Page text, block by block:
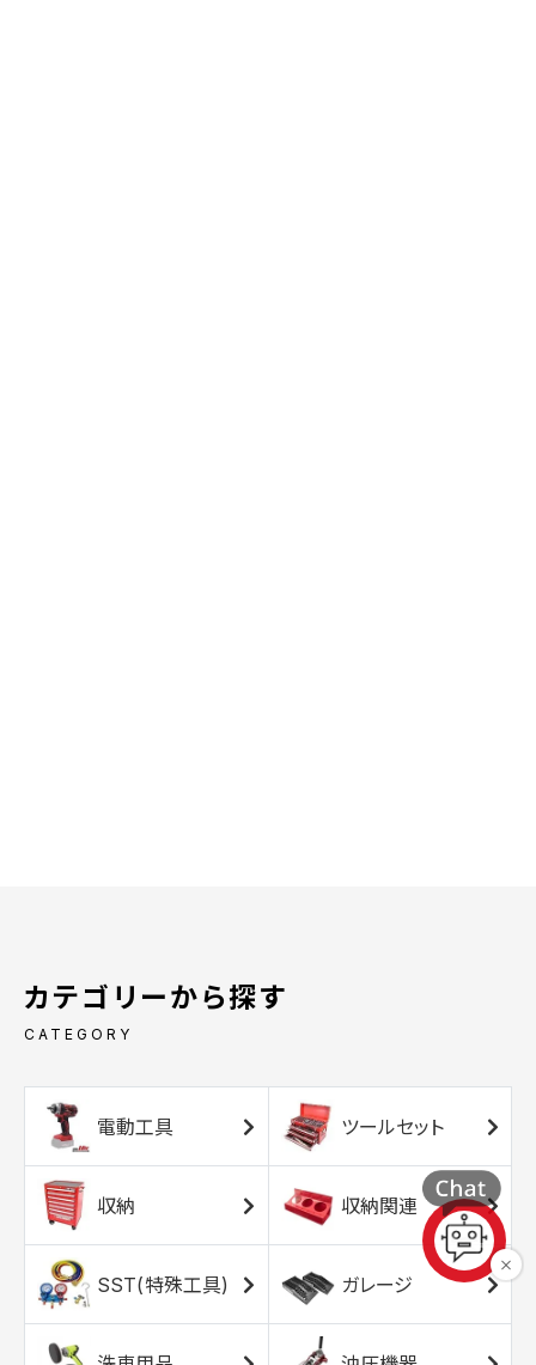
カテゴリーから探す
CATEGORY
電動工具 ツールセット
収納 収納関連
SST(特殊工具) ガレージ